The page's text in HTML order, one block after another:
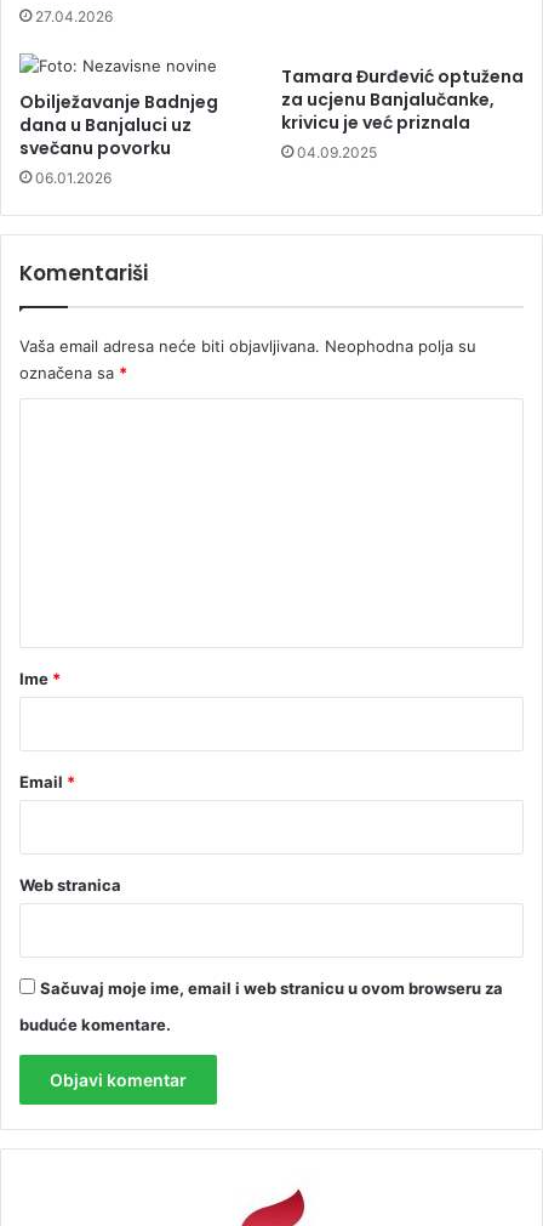
27.04.2026
Obilježavanje Badnjeg
dana u Banjaluci uz
svečanu povorku
06.01.2026
Tamara Đurđević optužena
za ucjenu Banjalučanke,
krivicu je već priznala
04.09.2025
Komentariši
Vaša email adresa neće biti objavljivana. Neophodna polja su
označena sa *
rIme *
Email *
Web stranica
Sačuvaj moje ime, email i web stranicu u ovom browseru za
buduće komentare.